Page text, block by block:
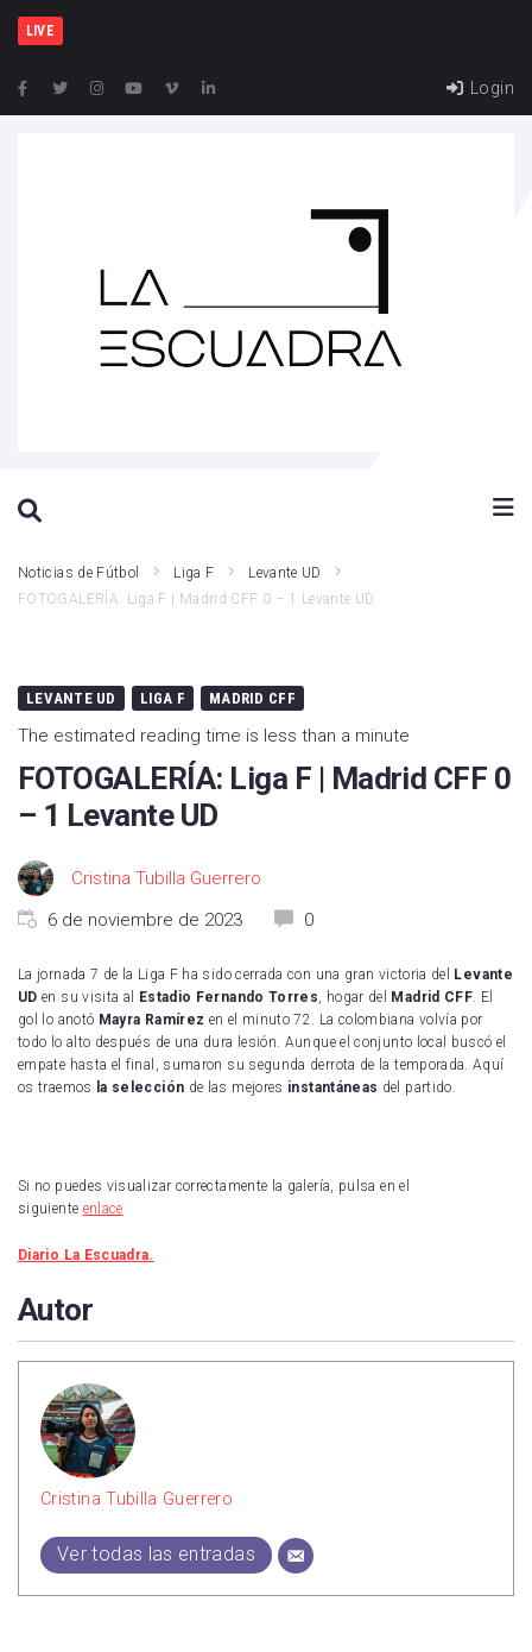
LIVE
Login
Noticias de Fútbol Liga F
Levante UD
FOTOGALERÍA: Liga F | Madrid CFF 0 – 1 Levante UD
LEVANTE UD LIGA F MADRID CFF
The estimated reading time is less than a minute
FOTOGALERÍA: Liga F | Madrid CFF 0
– 1 Levante UD
Cristina Tubilla Guerrero
6 de noviembre de 2023
0
La jornada 7 de la Liga F ha sido cerrada con una gran victoria del Levante
UDen su visita al Estadio Fernando Torres , hogar del Madrid CFF . El
gol lo anotó Mayra Ramírez en el minuto 72. La colombiana volvía por
todo lo alto después de una dura lesión. Aunque el conjunto local buscó el
empate hasta el final, sumaron su segunda derrota de la temporada. Aquí
os traemos la selección de las mejores instantáneas del partido.
Si no puedes visualizar correctamente la galería, pulsa en el
siguiente enlace
Diario La Escuadra.
Autor
Cristina Tubilla Guerrero
Ver todas las entradas